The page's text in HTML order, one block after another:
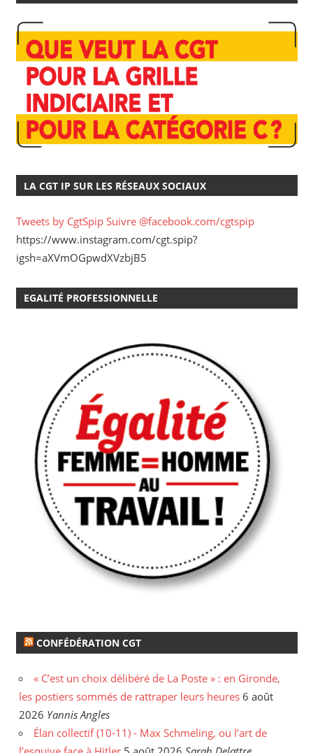
LA CGT IP SUR LES RÉSEAUX SOCIAUX
Tweets by CgtSpip Suivre @facebook.com/cgtspip
https://www.instagram.com/cgt.spip?
igsh=aXVmOGpwdXVzbjB5
EGALITÉ PROFESSIONNELLE
CONFÉDÉRATION CGT
« C’est un choix délibéré de La Poste » : en Gironde,
les postiers sommés de rattraper leurs heures 6 août
2026 Yannis Angles
Élan collectif (10-11) - Max Schmeling, ou l’art de